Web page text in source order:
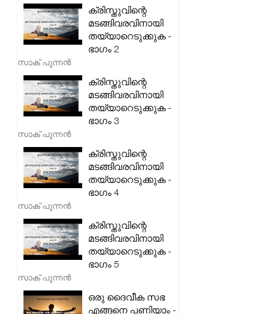
ക്രിസ്തുവിന്റെ
മടങ്ങിവരവിനായി
തയ്യാറെടുക്കുക -
ഭാഗം 2
സാക് പുന്നൻ
ക്രിസ്തുവിന്റെ
മടങ്ങിവരവിനായി
തയ്യാറെടുക്കുക -
ഭാഗം 3
സാക് പുന്നൻ
ക്രിസ്തുവിന്റെ
മടങ്ങിവരവിനായി
തയ്യാറെടുക്കുക -
ഭാഗം 4
സാക് പുന്നൻ
ക്രിസ്തുവിന്റെ
മടങ്ങിവരവിനായി
തയ്യാറെടുക്കുക -
ഭാഗം 5
സാക് പുന്നൻ
ഒരു ദൈവീക സഭ
എങ്ങനെ പണിയാം -